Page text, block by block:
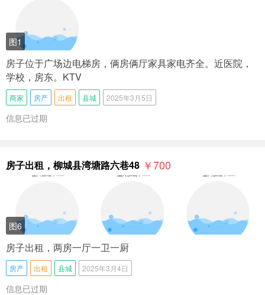
图1
房子位于广场边电梯房，俩房俩厅家具家电齐全。近医院，
学校，房东。KTV
商家 房产 出租 县城 2025年3月5日
信息已过期
房子出租，柳城县湾塘路六巷48 ￥700
图6
房子出租，两房一厅一卫一厨
房产 出租 县城 2025年3月4日
信息已过期